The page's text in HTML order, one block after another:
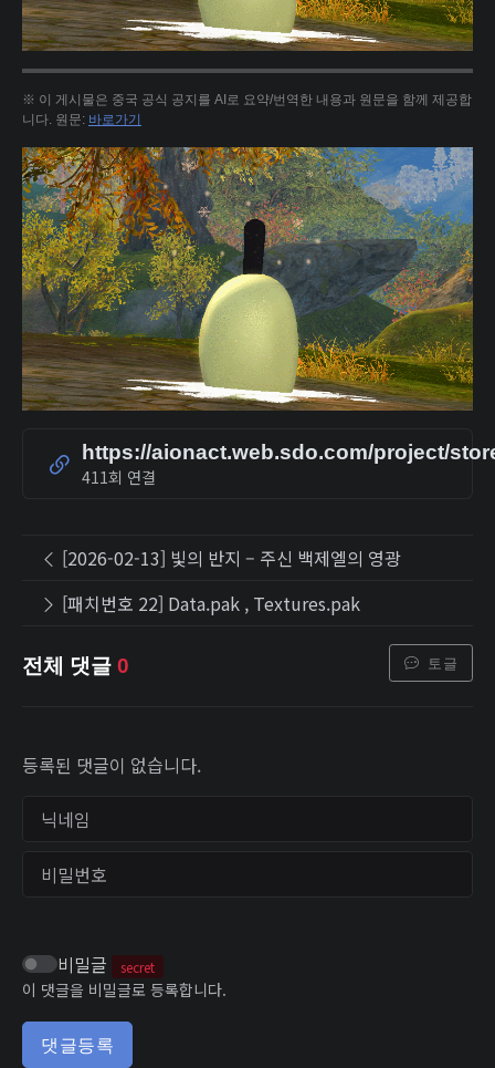
※ 이 게시물은 중국 공식 공지를 AI로 요약/번역한 내용과 원문을 함께 제공합
니다. 원문: 바로가기
https://aionact.web.sdo.com/project/
411회 연결
[2026-02-13] 빛의 반지 – 주신 백제엘의 영광
[패치번호 22] Data.pak , Textures.pak
전체 댓글 0 토글
등록된 댓글이 없습니다.
닉네임
비밀번호
비밀글 secret
이 댓글을 비밀글로 등록합니다.
댓글등록